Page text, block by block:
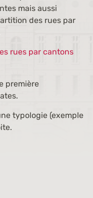
mais aussi
des rues par
rues par cantons
première
typologie (exemple